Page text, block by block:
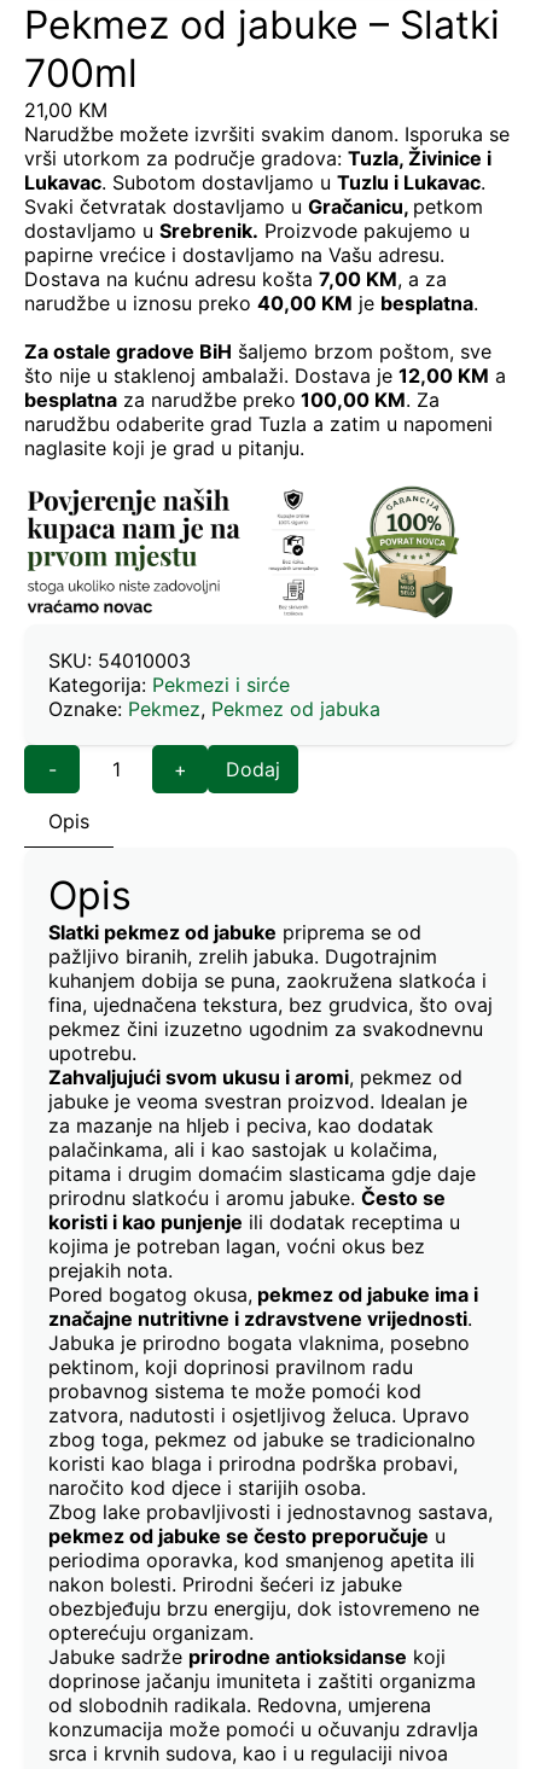
Pekmez od jabuke – Slatki
700ml
21,00 KM
Narudžbe možete izvršiti svakim danom. Isporuka se
vrši utorkom za područje gradova: Tuzla, Živinice i
Lukavac. Subotom dostavljamo u Tuzlu i Lukavac.
Svaki četvratak dostavljamo u Gračanicu, petkom
dostavljamo u Srebrenik. Proizvode pakujemo u
papirne vrećice i dostavljamo na Vašu adresu.
Dostava na kućnu adresu košta 7,00 KM, a za
narudžbe u iznosu preko 40,00 KM je besplatna.
Za ostale gradove BiH šaljemo brzom poštom, sve
što nije u staklenoj ambalaži. Dostava je 12,00 KM a
besplatna za narudžbe preko 100,00 KM. Za
narudžbu odaberite grad Tuzla a zatim u napomeni
naglasite koji je grad u pitanju.
SKU: 54010003
Kategorija: Pekmezi i sirće
Oznake: Pekmez, Pekmez od jabuka
- + Dodaj
Opis
Opis
Slatki pekmez od jabuke priprema se od
pažljivo biranih, zrelih jabuka. Dugotrajnim
kuhanjem dobija se puna, zaokružena slatkoća i
fina, ujednačena tekstura, bez grudvica, što ovaj
pekmez čini izuzetno ugodnim za svakodnevnu
upotrebu.
Zahvaljujući svom ukusu i aromi, pekmez od
jabuke je veoma svestran proizvod. Idealan je
za mazanje na hljeb i peciva, kao dodatak
palačinkama, ali i kao sastojak u kolačima,
pitama i drugim domaćim slasticama gdje daje
prirodnu slatkoću i aromu jabuke. Često se
koristi i kao punjenje ili dodatak receptima u
kojima je potreban lagan, voćni okus bez
prejakih nota.
Pored bogatog okusa, pekmez od jabuke ima i
značajne nutritivne i zdravstvene vrijednosti.
Jabuka je prirodno bogata vlaknima, posebno
pektinom, koji doprinosi pravilnom radu
probavnog sistema te može pomoći kod
zatvora, nadutosti i osjetljivog želuca. Upravo
zbog toga, pekmez od jabuke se tradicionalno
koristi kao blaga i prirodna podrška probavi,
naročito kod djece i starijih osoba.
Zbog lake probavljivosti i jednostavnog sastava,
pekmez od jabuke se često preporučuje u
periodima oporavka, kod smanjenog apetita ili
nakon bolesti. Prirodni šećeri iz jabuke
obezbjeđuju brzu energiju, dok istovremeno ne
opterećuju organizam.
Jabuke sadrže prirodne antioksidanse koji
doprinose jačanju imuniteta i zaštiti organizma
od slobodnih radikala. Redovna, umjerena
konzumacija može pomoći u očuvanju zdravlja
srca i krvnih sudova, kao i u regulaciji nivoa